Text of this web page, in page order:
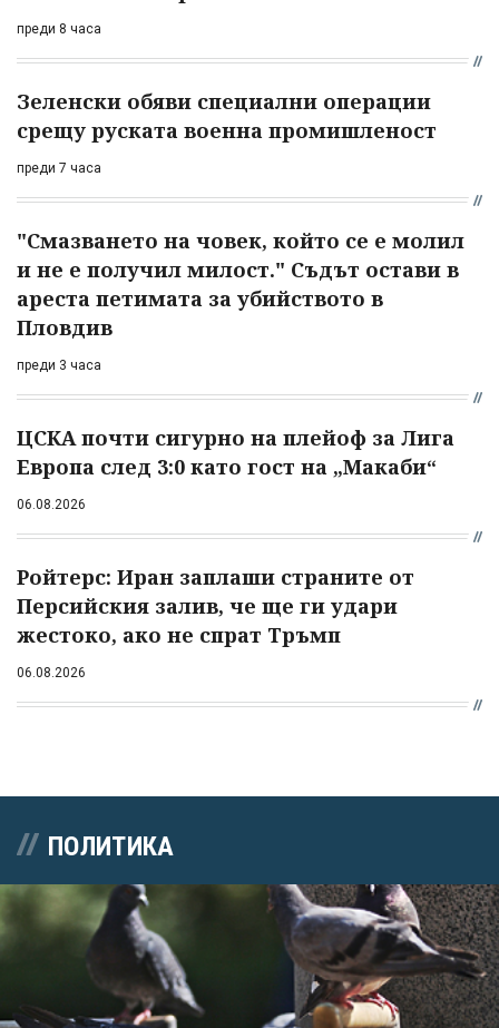
преди 8 часа
Зеленски обяви специални операции
срещу руската военна промишленост
преди 7 часа
"Смазването на човек, който се е молил
и не е получил милост." Съдът остави в
ареста петимата за убийството в
Пловдив
преди 3 часа
ЦСКА почти сигурно на плейоф за Лига
Европа след 3:0 като гост на „Макаби“
06.08.2026
Ройтерс: Иран заплаши страните от
Персийския залив, че ще ги удари
жестоко, ако не спрат Тръмп
06.08.2026
ПОЛИТИКА